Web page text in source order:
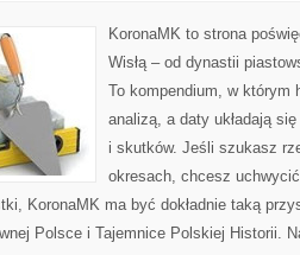
KoronaMK to strona
Wisłą – od dynastii
To kompendium, w którym
analizą, a daty układają
i skutków. Jeśli szukasz
okresach, chcesz
KoronaMK ma być dokładnie taką
Polsce i Tajemnice Polskiej Historii.